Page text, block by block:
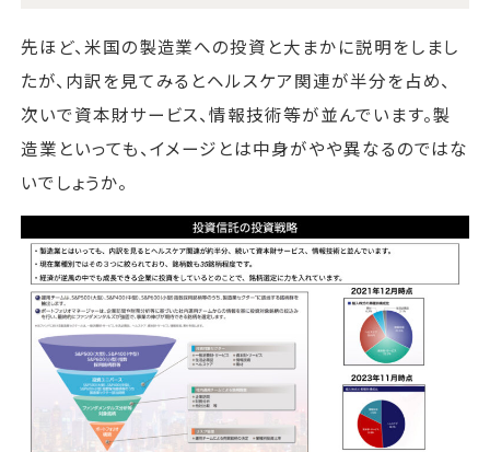
先ほど、米国の製造業への投資と大まかに説明をしまし
たが、内訳を見てみるとヘルスケア関連が半分を占め、
次いで資本財サービス、情報技術等が並んでいます。製
造業といっても、イメージとは中身がやや異なるのではな
いでしょうか。